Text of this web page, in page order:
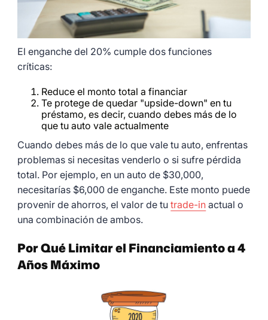
El enganche del 20% cumple dos funciones
críticas:
Reduce el monto total a financiar
Te protege de quedar "upside-down" en tu
préstamo, es decir, cuando debes más de lo
que tu auto vale actualmente
Cuando debes más de lo que vale tu auto, enfrentas
problemas si necesitas venderlo o si sufre pérdida
total. Por ejemplo, en un auto de $30,000,
necesitarías $6,000 de enganche. Este monto puede
provenir de ahorros, el valor de tutrade-in actual o
una combinación de ambos.
Por Qué Limitar el Financiamiento a 4
Años Máximo